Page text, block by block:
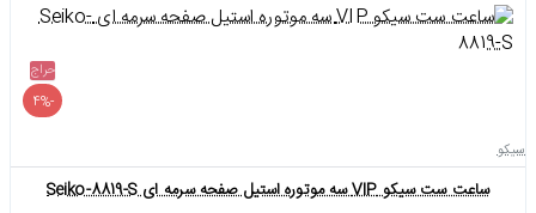
حراج
-4%
سیکو
ساعت ست سیکو VIP سه موتوره استیل صفحه سرمه ای Seiko-8819-S